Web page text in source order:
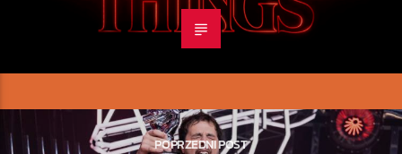
POPRZEDNI POST